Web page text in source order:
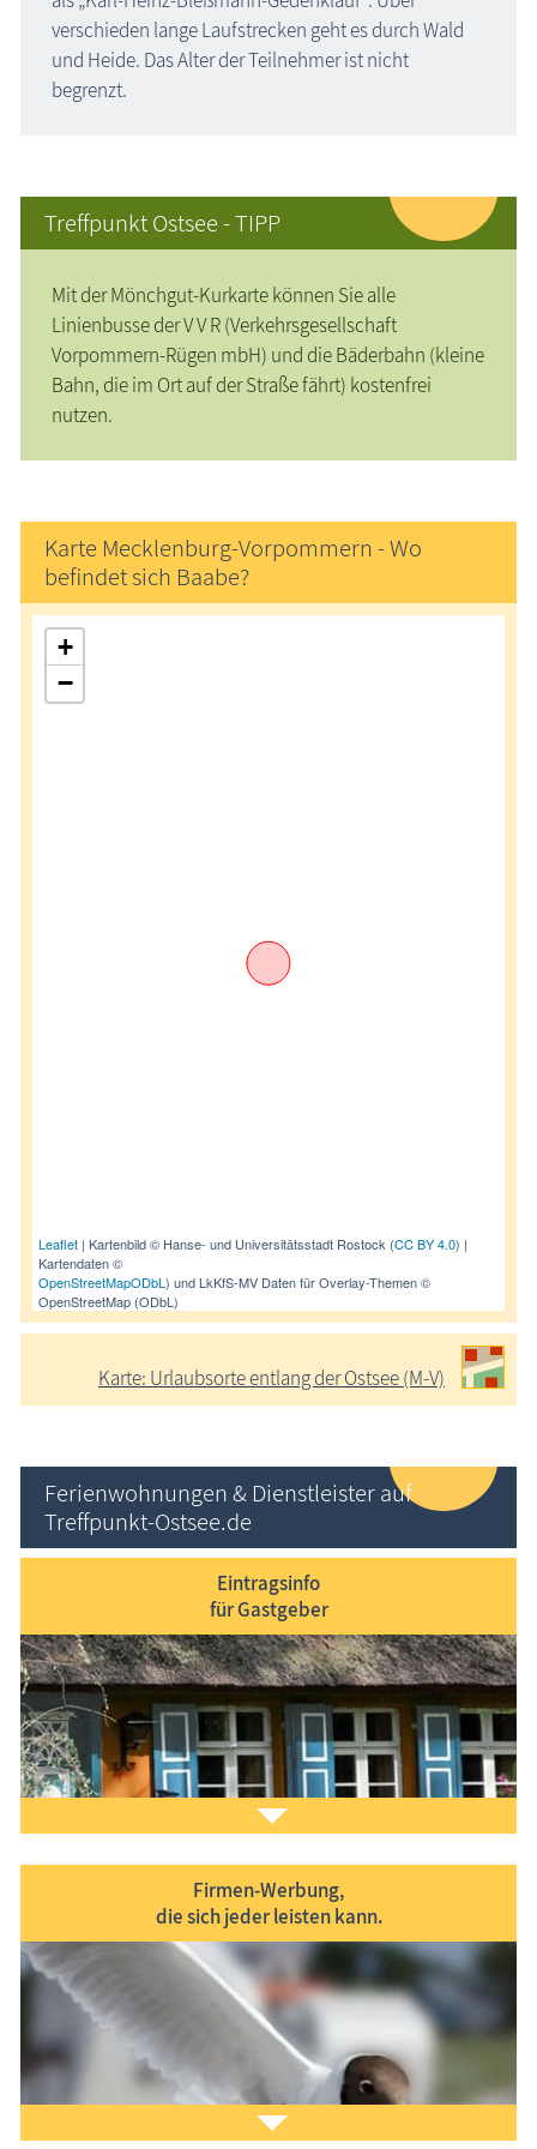
verschieden lange Laufstrecken geht es durch Wald
und Heide. Das Alter der Teilnehmer ist nicht
begrenzt.
Treffpunkt Ostsee - TIPP
Mit der Mönchgut-Kurkarte können Sie alle
Linienbusse der V V R (Verkehrsgesellschaft
Vorpommern-Rügen mbH) und die Bäderbahn (kleine
Bahn, die im Ort auf der Straße fährt) kostenfrei
nutzen.
Karte Mecklenburg-Vorpommern - Wo
befindet sich Baabe?
+
−
Leaflet | Kartenbild © Hanse- und Universitätsstadt Rostock (CC BY 4.0) |
Kartendaten ©
OpenStreetMapODbL) und LkKfS-MV Daten für Overlay-Themen ©
OpenStreetMap (ODbL)
Karte: Urlaubsorte entlang der Ostsee (M-V)
Ferienwohnungen & Dienstleister auf
Treffpunkt-Ostsee.de
Eintragsinfo
für Gastgeber
Sie möchtenIhr Ferien­objektim Informa­tions­
system www.Treffpunkt-Ostsee.de präsentieren?
Gern helfen wir Ihnen dabei. Nehmen Sie
Firmen-Werbung,
die sich jeder leisten kann.